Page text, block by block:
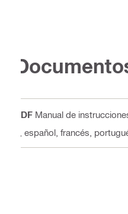
PDF Manual de
s, español, francés,